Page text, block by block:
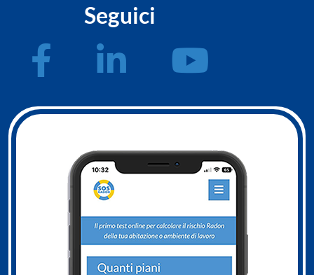
Seguici